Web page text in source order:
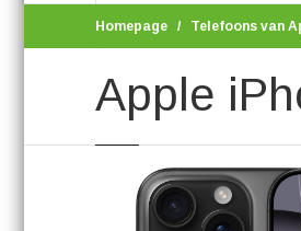
Homepage Telefoons van
Apple